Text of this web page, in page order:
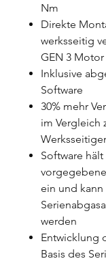
Nm
Direkte
werksseitig
GEN 3 Motor
Inklusive
Software
30% mehr
im Vergleich
Software
ein und
werden
Entwicklung
Basis des